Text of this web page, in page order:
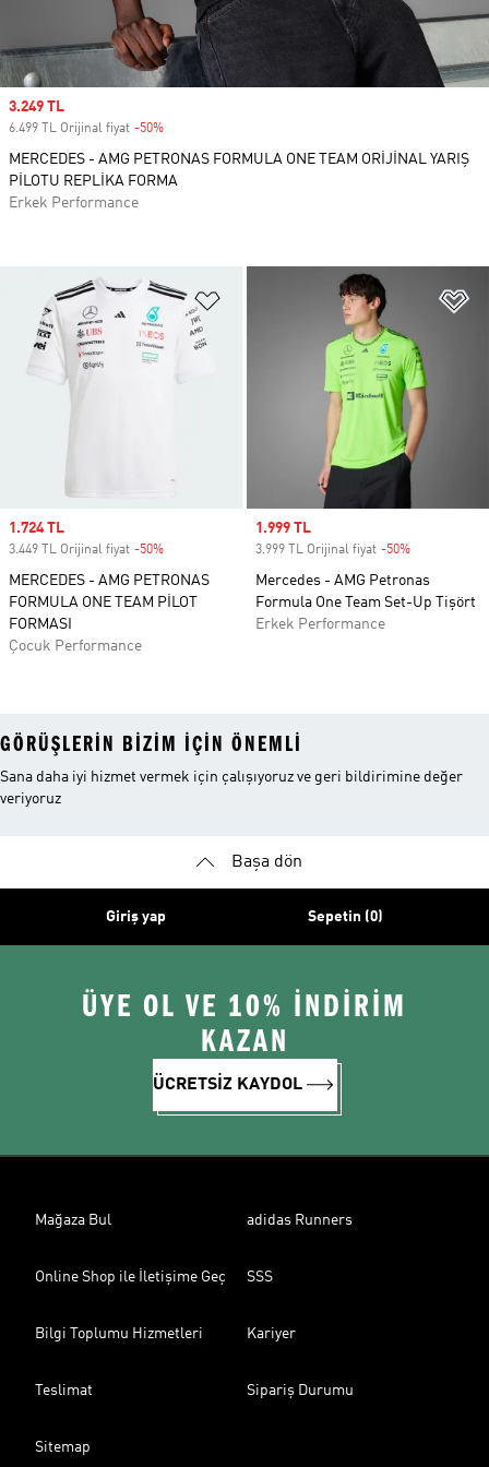
Favori Listesine Ekle
Sale price
1.724 TL
3.449 TL Orijinal fiyat -50%
MERCEDES - AMG PETRONAS
FORMULA ONE TEAM PİLOT
FORMASI
Çocuk Performance
Sale price
1.999 TL
3.999 TL Orijinal fiyat -50%
Mercedes - AMG Petronas
Formula One Team Set-Up Tişört
Erkek Performance
Sale price
3.249 TL
6.499 TL Orijinal fiyat -50%
MERCEDES - AMG PETRONAS FORMULA ONE TEAM ORİJİNAL YARIŞ
PİLOTU REPLİKA FORMA
Erkek Performance
GÖRÜŞLERIN BIZIM IÇIN ÖNEMLI
Sana daha iyi hizmet vermek için çalışıyoruz ve geri bildirimine değer
veriyoruz
Başa dön
Giriş yap Sepetin (0)
ÜYE OL VE 10% İNDİRİM
KAZAN
ÜCRETSİZ KAYDOL
Mağaza Bul adidas Runners
Online Shop ile İletişime Geç SSS
Bilgi Toplumu Hizmetleri Kariyer
Teslimat Sipariş Durumu
Sitemap